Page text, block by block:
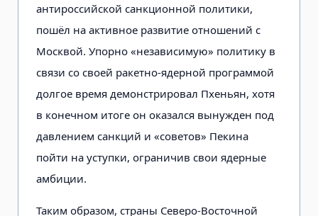
антироссийской санкционной политики,
пошёл на активное развитие отношений с
Москвой. Упорно «независимую» политику в
связи со своей ракетно-ядерной программой
долгое время демонстрировал Пхеньян, хотя
в конечном итоге он оказался вынужден под
давлением санкций и «советов» Пекина
пойти на уступки, ограничив свои ядерные
амбиции.
Таким образом, страны Северо-Восточной